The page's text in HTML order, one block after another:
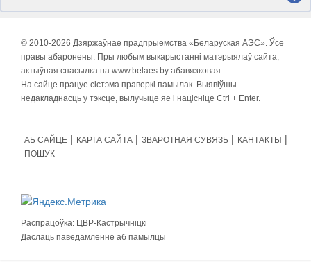
© 2010-2026 Дзяржаўнае прадпрыемства «Беларуская АЭС». Ўсе
правы абаронены. Пры любым выкарыстанні матэрыялаў сайта,
актыўная спасылка на www.belaes.by абавязковая.
На сайце працуе сістэма праверкі памылак. Выявіўшы
недакладнасць у тэксце, вылучыце яе і націсніце Ctrl + Enter.
АБ САЙЦЕ КАРТА САЙТА ЗВАРОТНАЯ СУВЯЗЬ
КАНТАКТЫ
ПОШУК
Распрацоўка: ЦВР-Кастрычніцкі
Даслаць паведамленне аб памылцы